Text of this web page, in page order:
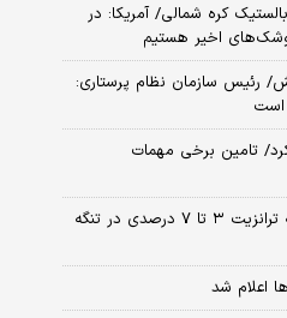
کره شمالی/ آمریکا: در
اخیر هستیم
رئیس سازمان نظام پرستاری:
است
تامین برخی مهمات
رویترز: ایران و عمان برای تعیین تعرفه ترانزیت ۳ تا ۷ درصدی در تنگه
اعلام شد